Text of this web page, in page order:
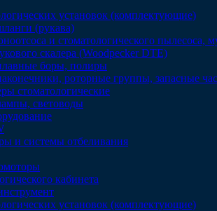
установок (комплектующие)
(рукава)
и стоматологического пылесоса,
скалера (Woodpecker DTE)
боры, полиры
роторные группы, запасные
стоматологические
световоды
и системы отбеливания
кабинета
установок (комплектующие)